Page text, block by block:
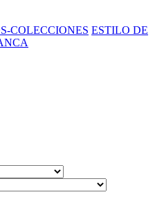
COLECCIONES ESTILO DE